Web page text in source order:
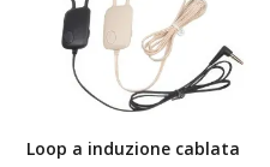
Loop a induzione cablata